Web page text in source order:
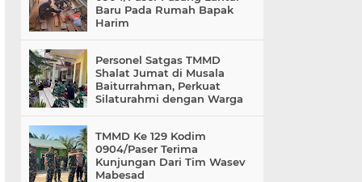
Baru Pada Rumah Bapak
Harim
Personel Satgas TMMD
Shalat Jumat di Musala
Baiturrahman, Perkuat
Silaturahmi dengan Warga
TMMD Ke 129 Kodim
0904/Paser Terima
Kunjungan Dari Tim Wasev
Mabesad